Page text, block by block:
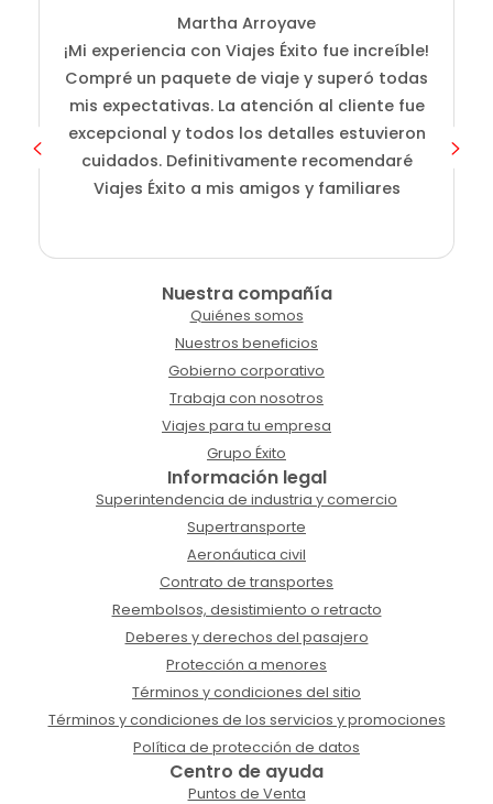
Martha Arroyave
¡Mi experiencia con Viajes Éxito fue increíble!
Compré un paquete de viaje y superó todas
mis expectativas. La atención al cliente fue
excepcional y todos los detalles estuvieron
cuidados. Definitivamente recomendaré
Viajes Éxito a mis amigos y familiares
Nuestra compañía
Quiénes somos
Nuestros beneficios
Gobierno corporativo
Trabaja con nosotros
Viajes para tu empresa
Grupo Éxito
Información legal
Superintendencia de industria y comercio
Supertransporte
Aeronáutica civil
Contrato de transportes
Reembolsos, desistimiento o retracto
Deberes y derechos del pasajero
Protección a menores
Términos y condiciones del sitio
Términos y condiciones de los servicios y promociones
Política de protección de datos
Centro de ayuda
Puntos de Venta